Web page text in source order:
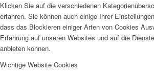
Links
Klicken Sie auf die verschiedenen
erfahren. Sie können auch einige Ihrer
dass das Blockieren einiger Arten von Cookies
Erfahrung auf unseren Websites und auf die
anbieten können.
Wichtige Website Cookies